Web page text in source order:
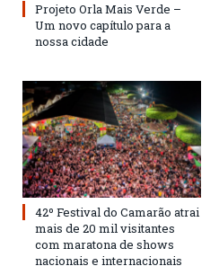
Projeto Orla Mais Verde –
Um novo capítulo para a
nossa cidade
42º Festival do Camarão atrai
mais de 20 mil visitantes
com maratona de shows
nacionais e internacionais